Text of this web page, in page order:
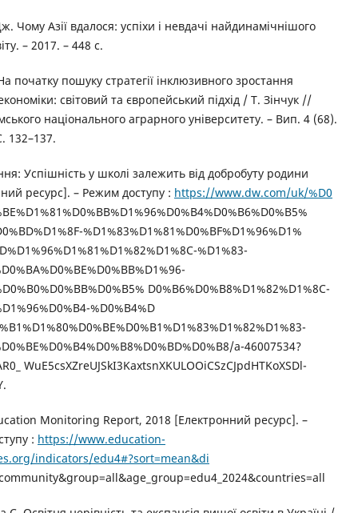
Чому Азії вдалося: успіхи і невдачі найдинамічнішого
– 2017. – 448 с.
початку пошуку стратегії інклюзивного зростання
світовий та європейський підхід / Т. Зінчук //
національного аграрного університету. – Вип. 4 (68).
132–137.
Успішність у школі залежить від добробуту родини
ресурс]. – Режим доступу : https://www.dw.com/uk/%D0
%D1%83%D1%81%D0%BF%D1%96%D1%
%D1%83-
D0%B6%D0%B8%D1%82%D1%8C-
%D0%B4%D
a-46007534?
WuE5csXZreUJSkI3KaxtsnXKULOOiCSzCJpdHTKoXSDl-
Monitoring Report, 2018 [Електронний ресурс]. –
: https://www.education-
indicators/edu4#?sort=mean&di